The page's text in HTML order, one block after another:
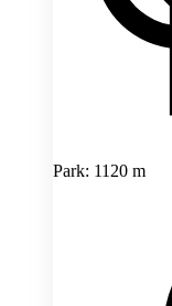
Park: 1120 m